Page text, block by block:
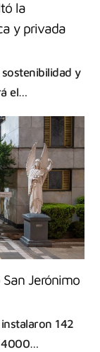
la
y privada
y
el…
Jerónimo
142